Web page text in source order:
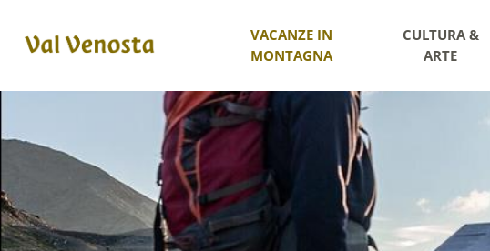
VACANZE IN
MONTAGNA
CULTURA &
ARTE